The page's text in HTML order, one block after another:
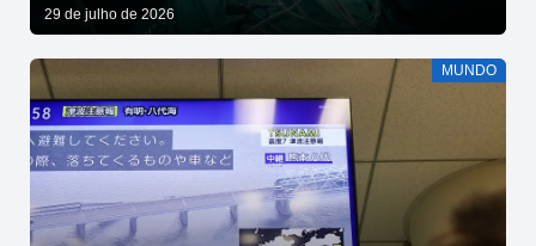
SAÚDE
29 de julho de 2026
MUNDO